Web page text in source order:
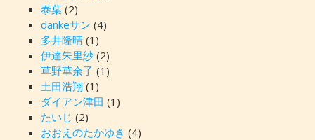
泰葉(2)
dankeサン (4)
多井隆晴(1)
伊達朱里紗(2)
草野華余子(1)
土田浩翔 (1)
ダイアン津田 (1)
たいじ (2)
おおえのたかゆき (4)